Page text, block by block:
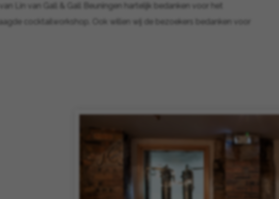
Lin van Gall & Gall Beuningen hartelijk bedanken voor het
cocktailworkshop. Ook willen wij de bezoekers bedanken voor